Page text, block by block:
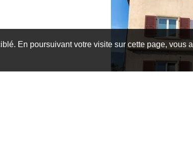
En poursuivant votre visite sur cette page, vous